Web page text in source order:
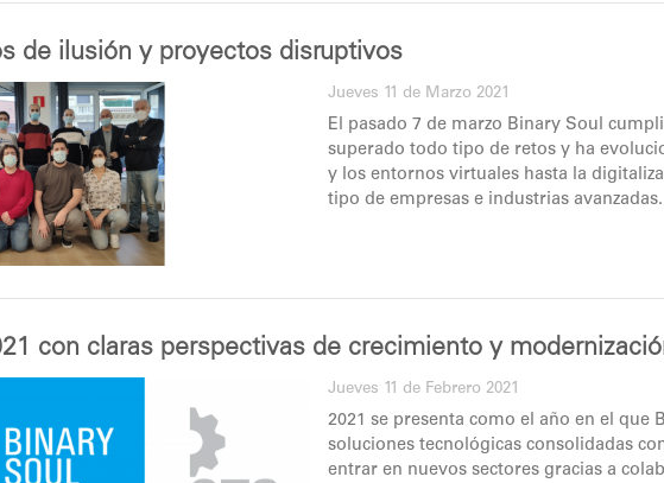
de ilusión y proyectos disruptivos
Jueves 11 de Marzo 2021
El pasado 7 de marzo Binary Soul
superado todo tipo de retos y ha
y los entornos virtuales hasta la
tipo de empresas e industrias avanzadas.
con claras perspectivas de crecimiento y
Jueves 11 de Febrero 2021
2021 se presenta como el año en el que
soluciones tecnológicas consolidadas
entrar en nuevos sectores gracias a